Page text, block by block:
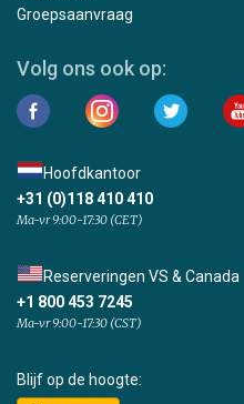
Groepsaanvraag
Volg ons ook op:
Hoofdkantoor
+31 (0)118 410 410
Ma-vr 9:00-17:30 (CET)
Reserveringen VS & Canada
+1 800 453 7245
Ma-vr 9:00-17:30 (CST)
Blijf op de hoogte: